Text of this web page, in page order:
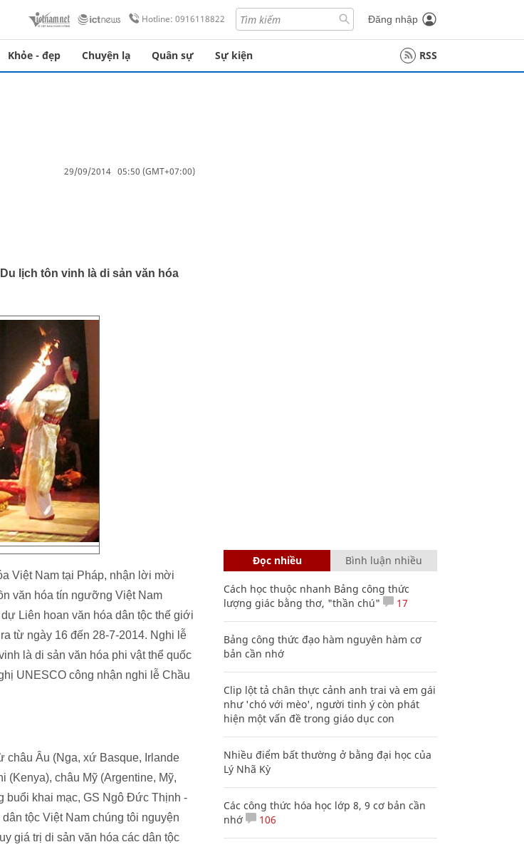
Hotline: 0916118822 Đăng nhập
Khỏe - đẹp Chuyện lạ Quân sự Sự kiện RSS
29/09/2014 05:50 (GMT+07:00)
lịch tôn vinh là di sản văn hóa
Việt Nam tại Pháp, nhận lời mời
văn hóa tín ngưỡng Việt Nam
Liên hoan văn hóa dân tộc thế giới
từ ngày 16 đến 28-7-2014. Nghi lễ
là di sản văn hóa phi vật thể quốc
UNESCO công nhận nghi lễ Chầu
châu Âu (Nga, xứ Basque, Irlande
(Kenya), châu Mỹ (Argentine, Mỹ,
khai mạc, GS Ngô Đức Thịnh -
tộc Việt Nam chúng tôi nguyện
giá trị di sản văn hóa các dân tộc
Đọc nhiều Bình luận nhiều
Cách học thuộc nhanh Bảng công thức
lượng giác bằng thơ, "thần chú"
17
Bảng công thức đạo hàm nguyên hàm cơ
bản cần nhớ
Clip lột tả chân thực cảnh anh trai và em gái
như 'chó với mèo', người tinh ý còn phát
hiện một vấn đề trong giáo dục con
Nhiều điểm bất thường ở bằng đại học của
Lý Nhã Kỳ
Các công thức hóa học lớp 8, 9 cơ bản cần
nhớ
106